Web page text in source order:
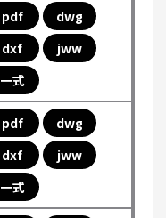
pdf
dwg
dxf
jww
一式
pdf
dwg
dxf
jww
一式